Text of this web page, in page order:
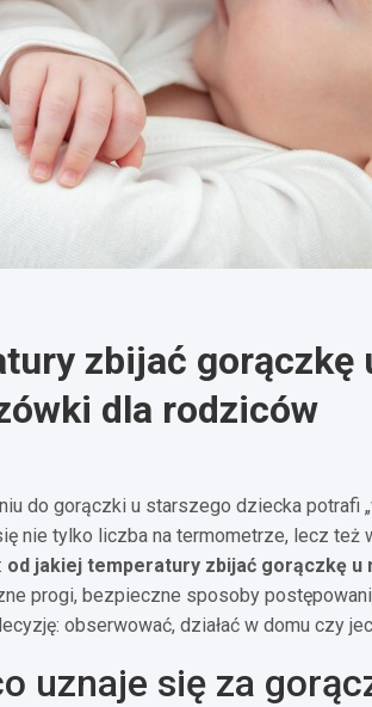
zbijać gorączkę
dla rodziców
do gorączki u starszego dziecka potrafi
nie tylko liczba na termometrze, lecz też
od jakiej temperatury zbijać gorączkę u
progi, bezpieczne sposoby
obserwować, działać w domu czy
uznaje się za